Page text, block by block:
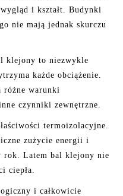
i kształt. Budynki
nie mają jednak skurczu
klejony to niezwykle
każde obciążenie.
różne warunki
czynniki zewnętrzne.
termoizolacyjne.
zużycie energii i
rok. Latem bal klejony nie
ciepła.
i całkowicie